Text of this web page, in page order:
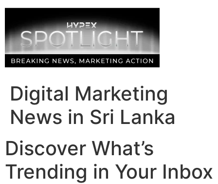
Skip
content
Digital Marketing
News in Sri Lanka
Discover What’s
Trending in Your Inbox